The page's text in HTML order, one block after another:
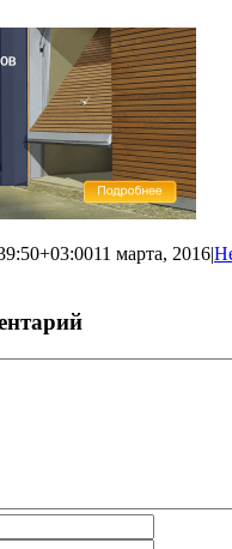
11 марта, 2016|